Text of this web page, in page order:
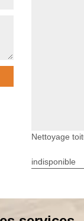
Nettoyage
indisponible